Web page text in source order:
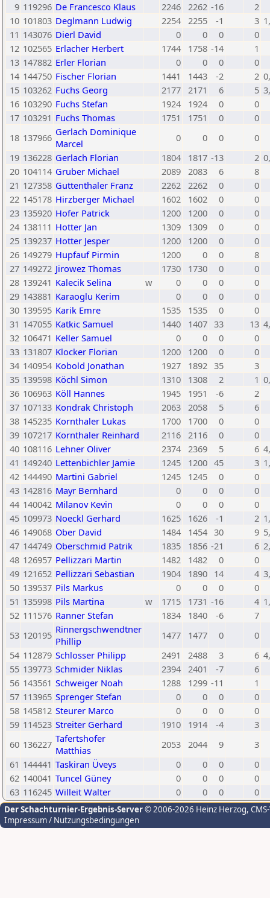
9 119296 De Francesco Klaus 2246 2262 -16
2
10 101803 Deglmann Ludwig 2254 2255 -1 3
11 143076 Dierl David 0 0 0
0
12 102565 Erlacher Herbert 1744 1758 -14
1
13 147882 Erler Florian 0 0 0
0
14 144750 Fischer Florian 1441 1443 -2 2
15 103262 Fuchs Georg 2177 2171 6 5
16 103290 Fuchs Stefan 1924 1924 0
0
17 103291 Fuchs Thomas 1751 1751 0
0
18 137966 Gerlach Dominique
Marcel
0 0 0
0
19 136228 Gerlach Florian 1804 1817 -13 2
20 104114 Gruber Michael 2089 2083 6
8
21 127358 Guttenthaler Franz 2262 2262 0
0
22 145178 Hirzberger Michael 1602 1602 0
0
23 135920 Hofer Patrick 1200 1200 0
0
24 138111 Hotter Jan 1309 1309 0
0
25 139237 Hotter Jesper 1200 1200 0
0
26 149279 Hupfauf Pirmin 1200 0 0
8
27 149272 Jirowez Thomas 1730 1730 0
0
28 139241 Kalecik Selina w 0 0 0
0
29 143881 Karaoglu Kerim 0 0 0
0
30 139595 Karik Emre 1535 1535 0
0
31 147055 Katkic Samuel 1440 1407 33 13
32 106471 Keller Samuel 0 0 0
0
33 131807 Klocker Florian 1200 1200 0
0
34 140954 Kobold Jonathan 1927 1892 35
3
35 139598 Köchl Simon 1310 1308 2 1
36 106963 Köll Hannes 1945 1951 -6
2
37 107133 Kondrak Christoph 2063 2058 5
6
38 145235 Kornthaler Lukas 1700 1700 0
0
39 107217 Kornthaler Reinhard 2116 2116 0
0
40 108116 Lehner Oliver 2374 2369 5 6
41 149240 Lettenbichler Jamie 1245 1200 45 3
42 144490 Martini Gabriel 1245 1245 0
0
43 142816 Mayr Bernhard 0 0 0
0
44 140042 Milanov Kevin 0 0 0
0
45 109973 Noeckl Gerhard 1625 1626 -1 2
46 149068 Ober David 1484 1454 30 9
47 144749 Oberschmid Patrik 1835 1856 -21 6
48 126957 Pellizzari Martin 1482 1482 0
0
49 121652 Pellizzari Sebastian 1904 1890 14 4
50 139537 Pils Markus 0 0 0
0
51 135998 Pils Martina w 1715 1731 -16 4
52 111576 Ranner Stefan 1834 1840 -6
7
53 120195 Rinnergschwendtner
Phillip
1477 1477 0
0
54 112879 Schlosser Philipp 2491 2488 3 6
55 139773 Schmider Niklas 2394 2401 -7
6
56 143561 Schweiger Noah 1288 1299 -11
1
57 113965 Sprenger Stefan 0 0 0
0
58 145812 Steurer Marco 0 0 0
0
59 114523 Streiter Gerhard 1910 1914 -4
3
60 136227 Tafertshofer
Matthias
2053 2044 9
3
61 144441 Taskiran Üveys 0 0 0
0
62 140041 Tuncel Güney 0 0 0
0
63 116245 Willeit Walter 0 0 0 0
Der Schachturnier-Ergebnis-Server© 2006-2026 Heinz Herzog,
Impressum / Nutzungsbedingungen